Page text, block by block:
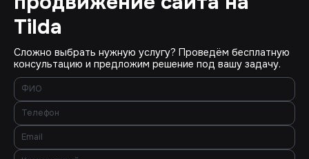
Tilda
Сложно выбрать нужную услугу? Проведём бесплатную
консультацию и предложим решение под вашу задачу.